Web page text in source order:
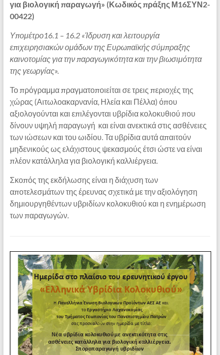
για βιολογική παραγωγή» (Κωδικός πράξης Μ16ΣΥΝ2-
00422)
Υπομέτρο16.1 – 16.2 «Ίδρυση και λειτουργία
επιχειρησιακών ομάδων της Ευρωπαϊκής σύμπραξης
καινοτομίας για την παραγωγικότητα και την βιωσιμότητα
της γεωργίας».
Το πρόγραμμα πραγματοποιείται σε τρεις περιοχές της
χώρας (Αιτωλοακαρνανία, Ηλεία και Πέλλα) όπου
αξιολογούνται και επιλέγονται υβρίδια κολοκυθιού που
δίνουν υψηλή παραγωγή και είναι ανεκτικά στις ασθένειες
των ιώσεων και του ωιδίου. Τα υβρίδια αυτά απαιτούν
μηδενικούς ως ελάχιστους ψεκασμούς έτσι ώστε να είναι
πλέον κατάλληλα για βιολογική καλλιέργεια.
Σκοπός της εκδήλωσης είναι η διάχυση των
αποτελεσμάτων της έρευνας σχετικά με την αξιολόγηση
δημιουργηθέντων υβριδίων κολοκυθιού και η ενημέρωση
των παραγωγών.